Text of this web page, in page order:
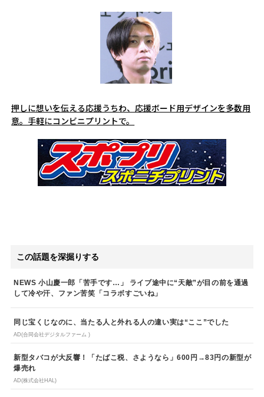
押しに想いを伝える応援うちわ、応援ボード用デザインを多数用
意。手軽にコンビニプリントで。
この話題を深掘りする
NEWS 小山慶一郎「苦手です…」 ライブ途中に“天敵”が目の前を通過
して冷や汗、ファン苦笑「コラボすごいね」
同じ宝くじなのに、当たる人と外れる人の違い実は“ここ”でした
AD(合同会社デジタルファーム )
新型タバコが大反響！「たばこ税、さようなら」600円→83円の新型が
爆売れ
AD(株式会社HAL)